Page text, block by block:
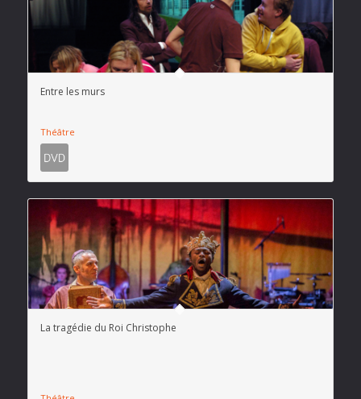
Entre les murs
Théâtre
La tragédie du Roi Christophe